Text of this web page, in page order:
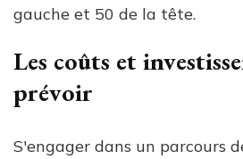
gauche et 50 de la tête.
Les coûts et
prévoir
S'engager dans un parcours